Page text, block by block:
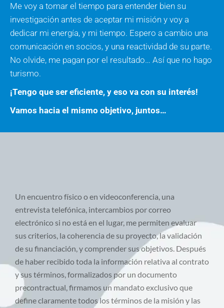
Me voy a tomar el tiempo para entender bien su
investigación antes de aceptar mi misión y voy a
dedicar mi energía, y mi tiempo. Espero a cambio una
comunicación en socios, y una reactividad de su parte.
No olvide, me pagan por el resultado… Así que no hago
turismo.
¡Tengo que ser eficiente, y eso va con su interés!
Vamos hacia el mismo objetivo, juntos…
Un encuentro físico o en videoconferencia, una
entrevista telefónica, intercambios por correo
electrónico si no está en el lugar, me permiten evaluar
sus criterios, la coherencia de su proyecto, la validación
de su financiación, y comprender sus objetivos. Después
de haber recibido toda la información relativa al contrato
y sus términos, formalizados por un documento
precontractual, firmamos un mandato exclusivo que
define claramente todos los términos de la misión y las